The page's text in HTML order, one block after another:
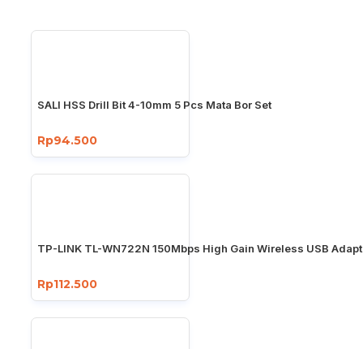
SALI HSS Drill Bit 4-10mm 5 Pcs Mata Bor Set
Rp94.500
TP-LINK TL-WN722N 150Mbps High Gain Wireless USB
Rp112.500